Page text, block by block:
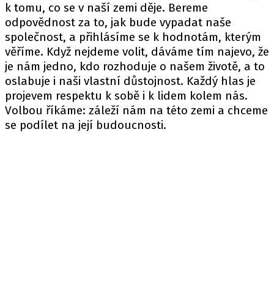
k tomu, co se v naší zemi děje. Bereme
odpovědnost za to, jak bude vypadat naše
společnost, a přihlásíme se k hodnotám, kterým
věříme. Když nejdeme volit, dáváme tím najevo, že
je nám jedno, kdo rozhoduje o našem životě, a to
oslabuje i naši vlastní důstojnost. Každý hlas je
projevem respektu k sobě i k lidem kolem nás.
Volbou říkáme: záleží nám na této zemi a chceme
se podílet na její budoucnosti.